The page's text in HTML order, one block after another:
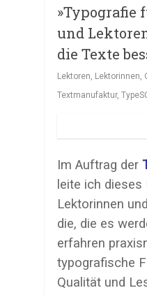
»Typografie
und
die Texte
Lektoren, Lektorinnen,
Textmanufaktur,
Im Auftrag der
leite ich
Lektorinnen
die, die es
erfahren
typografische
Qualität und